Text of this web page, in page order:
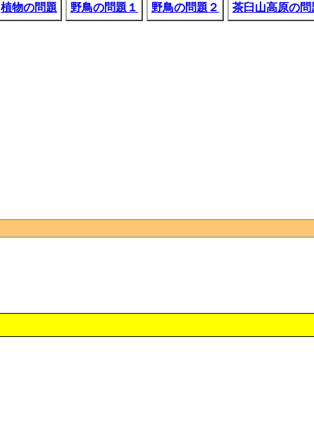
植物の問題 野鳥の問題１ 野鳥の問題２ 茶臼山高原の問